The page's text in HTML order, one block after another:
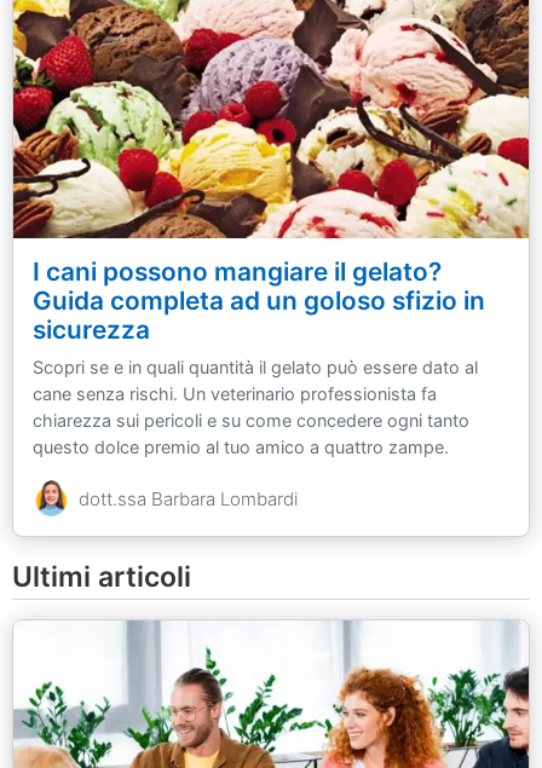
I cani possono mangiare il gelato?
Guida completa ad un goloso sfizio in
sicurezza
Scopri se e in quali quantità il gelato può essere dato al
cane senza rischi. Un veterinario professionista fa
chiarezza sui pericoli e su come concedere ogni tanto
questo dolce premio al tuo amico a quattro zampe.
dott.ssa Barbara Lombardi
Ultimi articoli